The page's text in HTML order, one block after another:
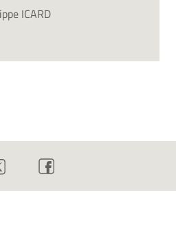
ICARD